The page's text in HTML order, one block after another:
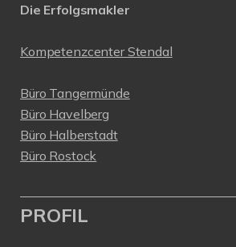
Die Erfolgsmakler
Kompetenzcenter Stendal
Büro Tangermünde
Büro Havelberg
Büro Halberstadt
Büro Rostock
PROFIL